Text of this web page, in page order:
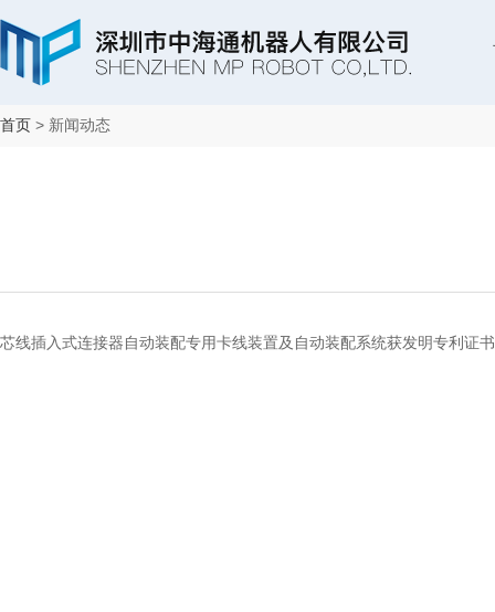
首页 > 新闻动态
芯线插入式连接器自动装配专用卡线装置及自动装配系统获发明专利证